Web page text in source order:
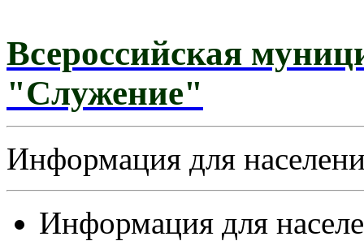
Всероссийская
"Служение"
Информация для
Информация для